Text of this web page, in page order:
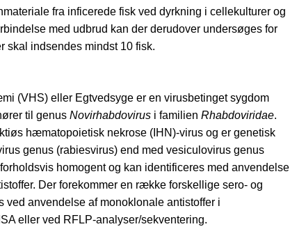
fra inficerede fisk ved dyrkning i cellekulturer og
med udbrud kan der derudover undersøges for
skal indsendes mindst 10 fisk.
(VHS) eller Egtvedsyge er en virusbetinget sygdom
til genus Novirhabdovirusi familien Rhabdoviridae.
hæmatopoietisk nekrose (IHN)-virus og er genetisk
genus (rabiesvirus) end med vesiculovirus genus
homogent og kan identificeres med anvendelse
Der forekommer en række forskellige sero- og
ved anvendelse af monoklonale antistoffer i
eller ved RFLP-analyser/sekventering.